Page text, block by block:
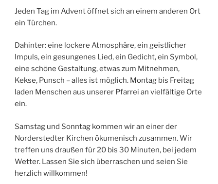
Jeden Tag im Advent öffnet sich an einem anderen Ort
ein Türchen.
Dahinter: eine lockere Atmosphäre, ein geistlicher
Impuls, ein gesungenes Lied, ein Gedicht, ein Symbol,
eine schöne Gestaltung, etwas zum Mitnehmen,
Kekse, Punsch – alles ist möglich. Montag bis Freitag
laden Menschen aus unserer Pfarrei an vielfältige Orte
ein.
Samstag und Sonntag kommen wir an einer der
Norderstedter Kirchen ökumenisch zusammen. Wir
treffen uns draußen für 20 bis 30 Minuten, bei jedem
Wetter. Lassen Sie sich überraschen und seien Sie
herzlich willkommen!